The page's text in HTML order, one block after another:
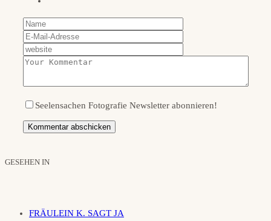
Seelensachen Fotografie Newsletter abonnieren!
GESEHEN IN
FRÄULEIN K. SAGT JA